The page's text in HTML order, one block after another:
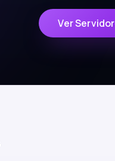
Ver